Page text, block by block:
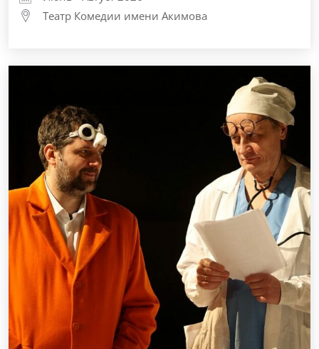
Театр Комедии имени Акимова